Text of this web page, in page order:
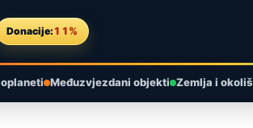
Donacije: 11%
Međuzvjezdani objekti Zemlja i okoliš